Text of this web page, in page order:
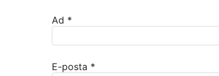
Ad *
E-posta *